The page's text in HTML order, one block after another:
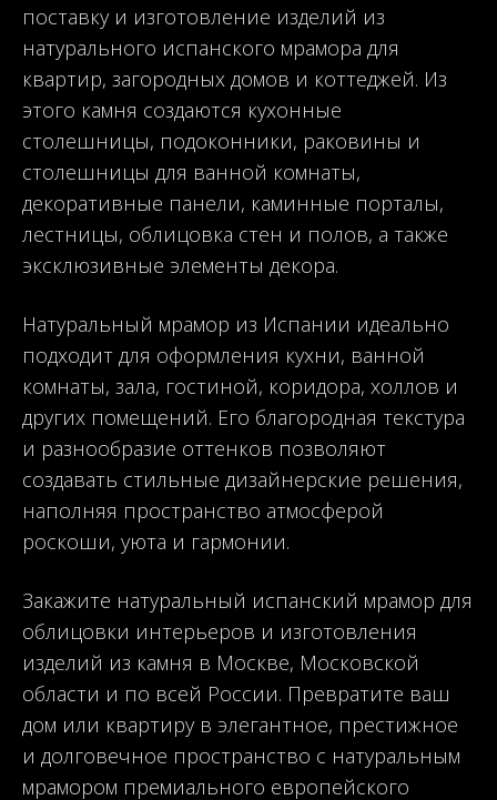
поставку и изготовление изделий из
натурального испанского мрамора для
квартир, загородных домов и коттеджей. Из
этого камня создаются кухонные
столешницы, подоконники, раковины и
столешницы для ванной комнаты,
декоративные панели, каминные порталы,
лестницы, облицовка стен и полов, а также
эксклюзивные элементы декора.
Натуральный мрамор из Испании идеально
подходит для оформления кухни, ванной
комнаты, зала, гостиной, коридора, холлов и
других помещений. Его благородная текстура
и разнообразие оттенков позволяют
создавать стильные дизайнерские решения,
наполняя пространство атмосферой
роскоши, уюта и гармонии.
Закажите натуральный испанский мрамор для
облицовки интерьеров и изготовления
изделий из камня в Москве, Московской
области и по всей России. Превратите ваш
дом или квартиру в элегантное, престижное
и долговечное пространство с натуральным
мрамором премиального европейского